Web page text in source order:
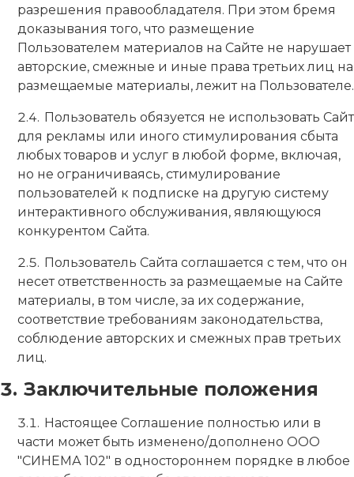
разрешения правообладателя. При этом бремя
доказывания того, что размещение
Пользователем материалов на Сайте не нарушает
авторские, смежные и иные права третьих лиц на
размещаемые материалы, лежит на Пользователе.
Пользователь обязуется не использовать Сайт
для рекламы или иного стимулирования сбыта
любых товаров и услуг в любой форме, включая,
но не ограничиваясь, стимулирование
пользователей к подписке на другую систему
интерактивного обслуживания, являющуюся
конкурентом Сайта.
Пользователь Сайта соглашается с тем, что он
несет ответственность за размещаемые на Сайте
материалы, в том числе, за их содержание,
соответствие требованиям законодательства,
соблюдение авторских и смежных прав третьих
лиц.
Заключительные положения
Настоящее Соглашение полностью или в
части может быть изменено/дополнено ООО
"СИНЕМА 102" в одностороннем порядке в любое